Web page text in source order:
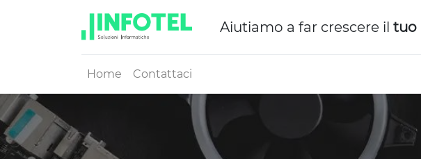
Aiutiamo a far crescere il tuo
Home Contattaci